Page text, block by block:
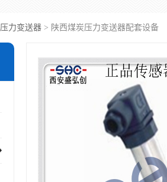
压力变送器 > 陕西煤炭压力变送器配套设备